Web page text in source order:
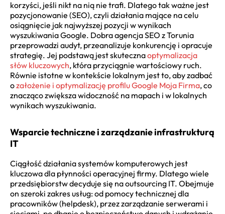
korzyści, jeśli nikt na nią nie trafi. Dlatego tak ważne jest
pozycjonowanie (SEO), czyli działania mające na celu
osiągnięcie jak najwyższej pozycji w wynikach
wyszukiwania Google. Dobra agencja SEO z Torunia
przeprowadzi audyt, przeanalizuje konkurencję i opracuje
strategię. Jej podstawą jest skutecznaoptymalizacja
słów kluczowych, która przyciągnie wartościowy ruch.
Równie istotne w kontekście lokalnym jest to, aby zadbać
ozałożenie i optymalizację profilu Google Moja Firma, co
znacząco zwiększa widoczność na mapach i w lokalnych
wynikach wyszukiwania.
Wsparcie techniczne i zarządzanie infrastrukturą
IT
Ciągłość działania systemów komputerowych jest
kluczowa dla płynności operacyjnej firmy. Dlatego wiele
przedsiębiorstw decyduje się na outsourcing IT. Obejmuje
on szeroki zakres usług: od pomocy technicznej dla
pracowników (helpdesk), przez zarządzanie serwerami i